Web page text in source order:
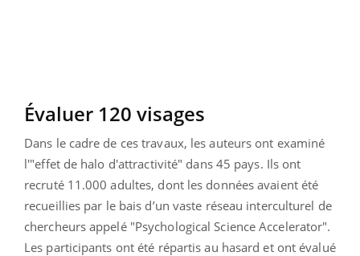
Évaluer 120 visages
Dans le cadre de ces travaux, les auteurs ont examiné
l'"effet de halo d'attractivité" dans 45 pays. Ils ont
recruté 11.000 adultes, dont les données avaient été
recueillies par le bais d’un vaste réseau interculturel de
chercheurs appelé "Psychological Science Accelerator".
Les participants ont été répartis au hasard et ont évalué